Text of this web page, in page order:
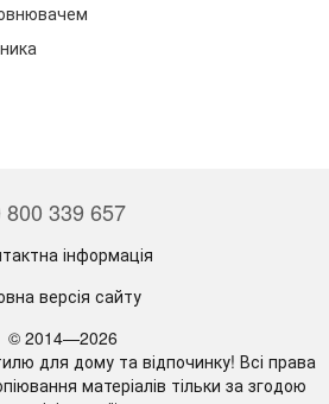
800 339 657
інформація
версія сайту
© 2014—2026
для дому та відпочинку! Всі права
матеріалів тільки за згодою